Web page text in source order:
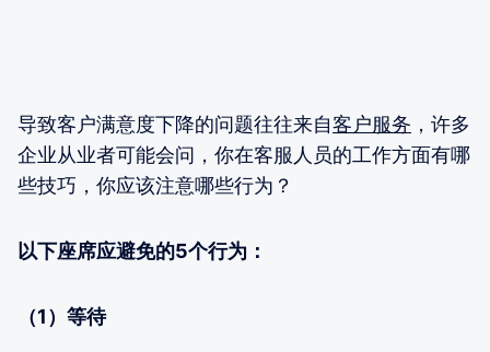
导致客户满意度下降的问题往往来自客户服务 ，许多
企业从业者可能会问，你在客服人员的工作方面有哪
些技巧，你应该注意哪些行为？
以下座席应避免的5个行为：
（1）等待